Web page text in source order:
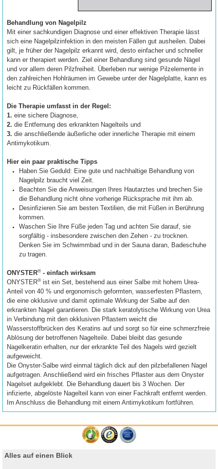
Behandlung von Nagelpilz
Mit einer sachkundigen Diagnose und einer effektiven Therapie lässt
sich eine Nagelpilzinfektion in den meisten Fällen gut ausheilen. Dabei
gilt, je früher der Nagelpilz erkannt wird, desto einfacher und schneller
kann er therapiert werden. Ziel einer Behandlung sind gesunde Nägel
und vor allem deren Pilzfreiheit. Überleben nur wenige Pilzelemente in
den zahlreichen Hohlräumen im Gewebe unter der Nagelplatte, kann es
leicht zu Rückfällen kommen.
Die Therapie umfasst in der Regel:
1. eine sichere Diagnose,
2. die Entfernung des erkrankten Nagelteils und
3. die anschließende äußerliche oder innerliche Therapie mit einem
Antimykotikum.
Hier ein paar praktische Tipps
Haben Sie Geduld: Eine gute und nachhaltige Behandlung von
Nagelpilz braucht viel Zeit.
Beachten Sie die Anweisungen Ihres Hautarztes und brechen Sie
die Behandlung nicht ohne vorherige Rücksprache mit ihm ab.
Desinfizieren Sie am besten Textilien, die mit Füßen in Berührung
kommen.
Waschen Sie Ihre Füße jeden Tag und achten Sie darauf, sie
sorgfältig - insbesondere zwischen den Zehen - zu trocknen.
Denken Sie im Schwimmbad und in der Sauna daran, Badeschuhe
zu tragen.
ONYSTER®- einfach wirksam
ONYSTER®ist ein Set, bestehend aus einer Salbe mit hohem Urea-
Anteil von 40 % und ergonomisch geformten, wasserfesten Pflastern,
die eine okklusive und damit optimale Wirkung der Salbe auf den
erkrankten Nagel garantieren. Die stark keratolytische Wirkung von Urea
in Verbindung mit den okklusiven Pflastern weicht die
Wasserstoffbrücken des Keratins auf und sorgt so für eine schmerzfreie
Ablösung der betroffenen Nagelteile. Dabei bleibt das gesunde
Nagelkeratin erhalten, nur der erkrankte Teil des Nagels wird gezielt
aufgeweicht.
Die Onyster-Salbe wird einmal täglich dick auf den pilzbefallenen Nagel
aufgetragen. Anschließend wird ein frisches Pflaster aus dem Onyster
Nagelset aufgeklebt. Die Behandlung dauert bis 3 Wochen. Der
infizierte, abgelöste Nagelteil kann von einer Fachkraft entfernt werden.
Im Anschluss die Behandlung mit einem Antimykotikum fortführen.
Alles auf einen Blick